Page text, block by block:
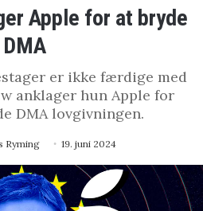
Apple for at bryde
DMA
er ikke færdige med
anklager hun Apple for
DMA lovgivningen.
Ryming 19. juni 2024